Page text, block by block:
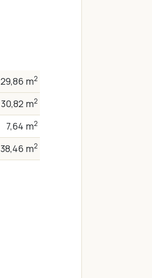
29,86 m2
30,82 m2
7,64 m2
38,46 m2